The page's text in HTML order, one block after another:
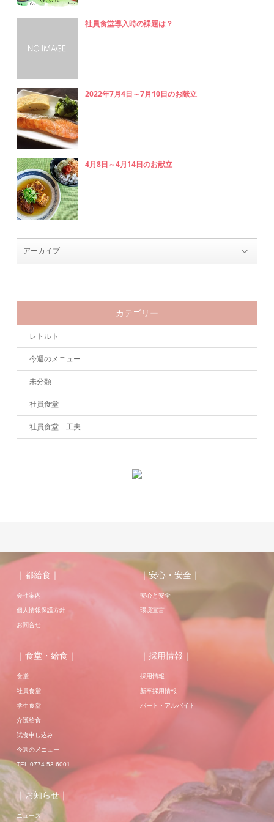
社員食堂導入時の課題は？
2022年7月4日～7月10日のお献立
4月8日～4月14日のお献立
カテゴリー
レトルト
今週のメニュー
未分類
社員食堂
社員食堂 工夫
｜都給食｜
会社案内
個人情報保護方針
お問合せ
｜安心・安全｜
安心と安全
環境宣言
｜食堂・給食｜
食堂
社員食堂
学生食堂
介護給食
試食申し込み
今週のメニュー
TEL 0774-53-6001
｜採用情報｜
採用情報
新卒採用情報
パート・アルバイト
｜お知らせ｜
ニュース